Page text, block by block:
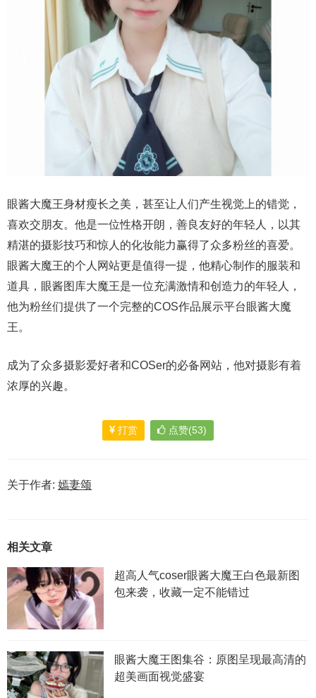
眼酱大魔王身材瘦长之美，甚至让人们产生视觉上的错觉，
喜欢交朋友。他是一位性格开朗，善良友好的年轻人，以其
精湛的摄影技巧和惊人的化妆能力赢得了众多粉丝的喜爱。
眼酱大魔王的个人网站更是值得一提，他精心制作的服装和
道具，眼酱图库大魔王是一位充满激情和创造力的年轻人，
他为粉丝们提供了一个完整的COS作品展示平台眼酱大魔
王。
成为了众多摄影爱好者和COSer的必备网站，他对摄影有着
浓厚的兴趣。
打赏 点赞(53)
关于作者: 嫣妻颂
相关文章
超高人气coser眼酱大魔王白色最新图
包来袭，收藏一定不能错过
眼酱大魔王图集谷：原图呈现最高清的
超美画面视觉盛宴